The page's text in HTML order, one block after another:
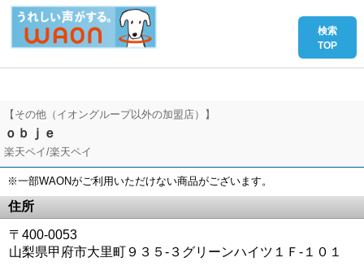
【その他（イオングループ以外の加盟店）】
ｏｂｊｅ
楽天ペイ/楽天ペイ
※一部WAONがご利用いただけない商品がございます。
住所
〒400-0053
山梨県甲府市大里町９３５‐３グリーンハイツ１Ｆ‐１０１